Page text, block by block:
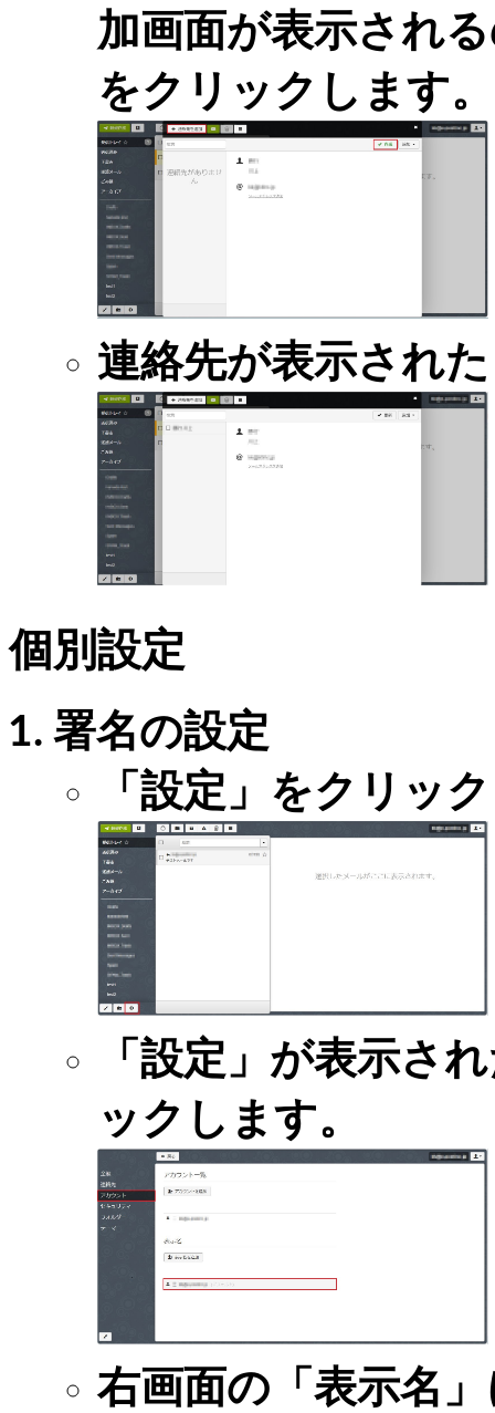
加画面が表示され
をクリックします。
連絡先が表示され
個別設定
署名の設定
「設定」をクリッ
「設定」が表示さ
ックします。
右画面の「表示名